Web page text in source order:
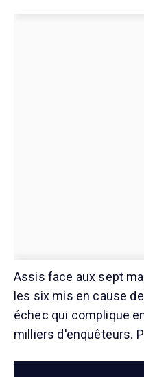
Assis face aux sept
les six mis en cause
échec qui complique
milliers d'enquêteurs.